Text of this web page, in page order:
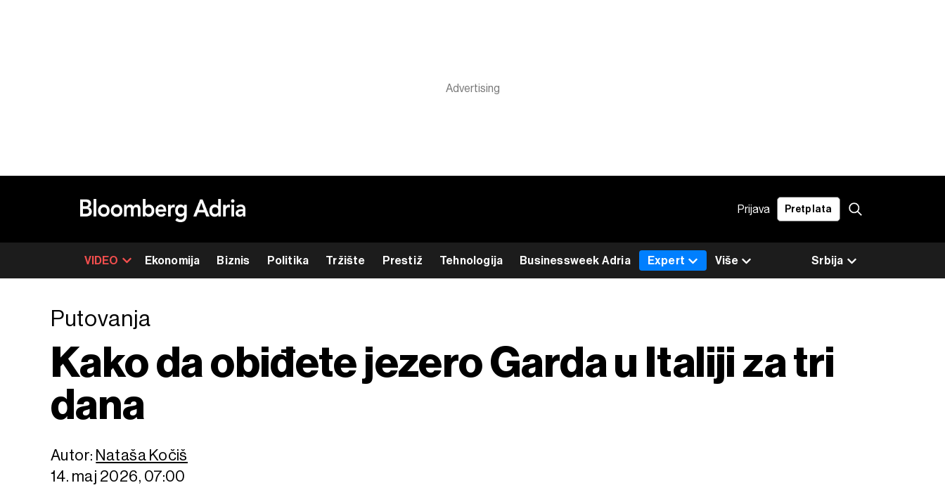
Prijava Pretplata
VIDEO Ekonomija Biznis Politika Tržište Prestiž Tehnologija Businessweek Adria Srbija
Expert Više
Putovanja
Kako da obiđete jezero Garda u Italiji za tri
dana
Autor: Nataša Kočiš
14. maj 2026, 07:00